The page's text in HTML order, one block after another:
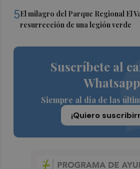
5El milagro del Parque Regional El
resurrección de una legión verde
Suscríbete al
Whatsapp
Siempre al día de las
¡Quiero